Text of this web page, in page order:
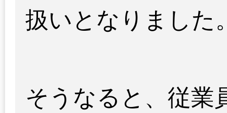
扱いとなりました
そうなると、従業